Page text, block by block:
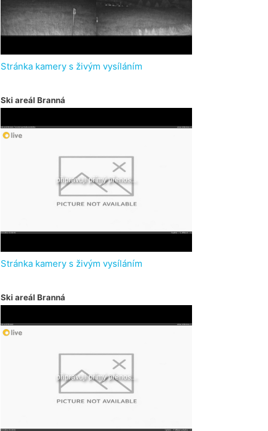
Stránka kamery s živým vysíláním
Ski areál Branná
Stránka kamery s živým vysíláním
Ski areál Branná